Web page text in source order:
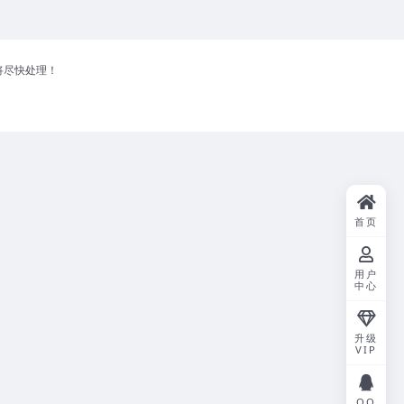
快处理！
首页
用户
中心
升级
VIP